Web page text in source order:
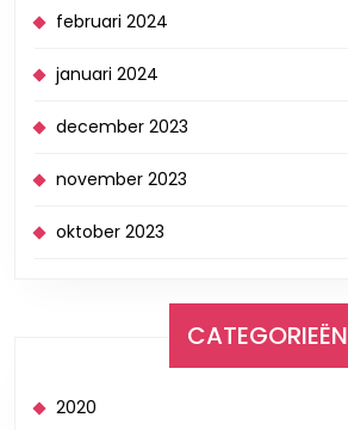
februari 2024
januari 2024
december 2023
november 2023
oktober 2023
CATEGORIEËN
2020